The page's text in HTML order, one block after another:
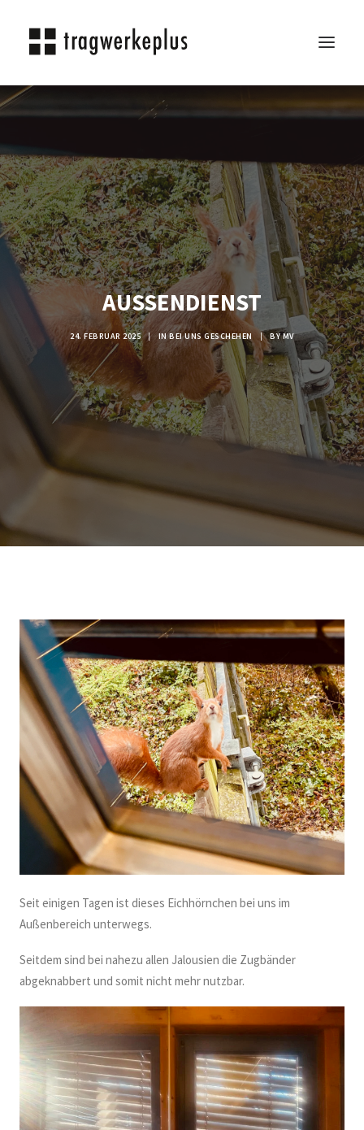
REFERENZEN
ÜBER UNS
KARRIERE
KONTAKT
SEARCH
AUSSENDIENST
24. FEBRUAR 2025 | INBEI UNS GESCHEHEN | BYMV
Seit einigen Tagen ist dieses Eichhörnchen bei uns im
Außenbereich unterwegs.
Seitdem sind bei nahezu allen Jalousien die Zugbänder
abgeknabbert und somit nicht mehr nutzbar.